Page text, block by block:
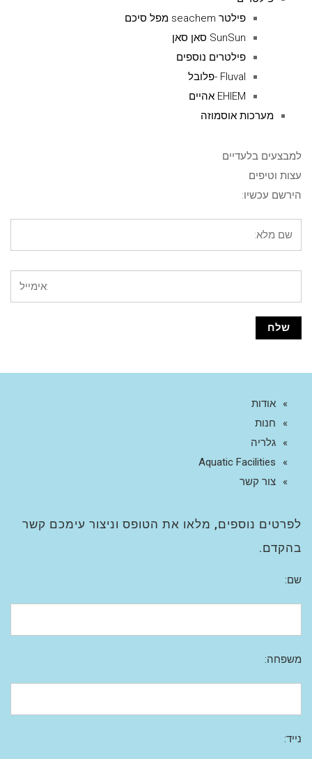
פילטר seachem מפל סיכם
SunSun סאן סאן
פילטרים נוספים
Fluval -פלובל
EHIEM אהיים
מערכות אוסמוזה
למבצעים בלעדיים
עצות וטיפים
הירשם עכשיו:
אודות
חנות
גלריה
Aquatic Facilities
צור קשר
לפרטים נוספים, מלאו את הטופס וניצור עימכם קשר
בהקדם.
שם:
משפחה:
נייד: